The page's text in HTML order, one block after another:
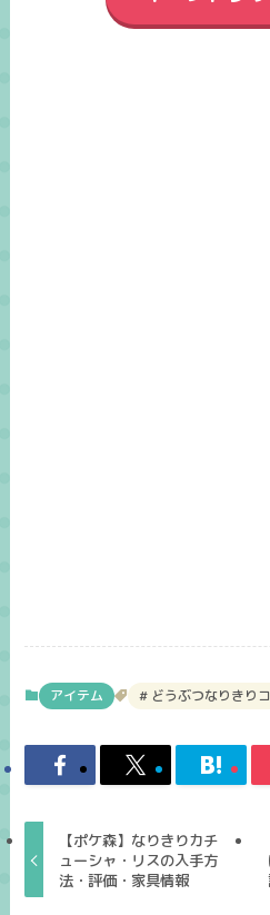
アイテム どうぶつなりきり
【ポケ森】なりきりカチ
ューシャ・リスの入手方
法・評価・家具情報